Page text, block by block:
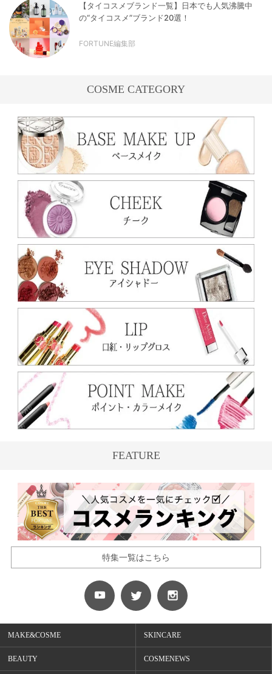
【タイコスメブランド一覧】日本でも人気沸騰中
の“タイコスメ”ブランド20選！
FORTUNE編集部
COSME CATEGORY
FEATURE
特集一覧はこちら
MAKE&COSME SKINCARE
BEAUTY COSMENEWS